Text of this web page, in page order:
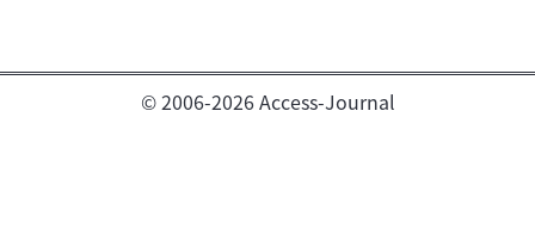
© 2006-2026 Access-Journal